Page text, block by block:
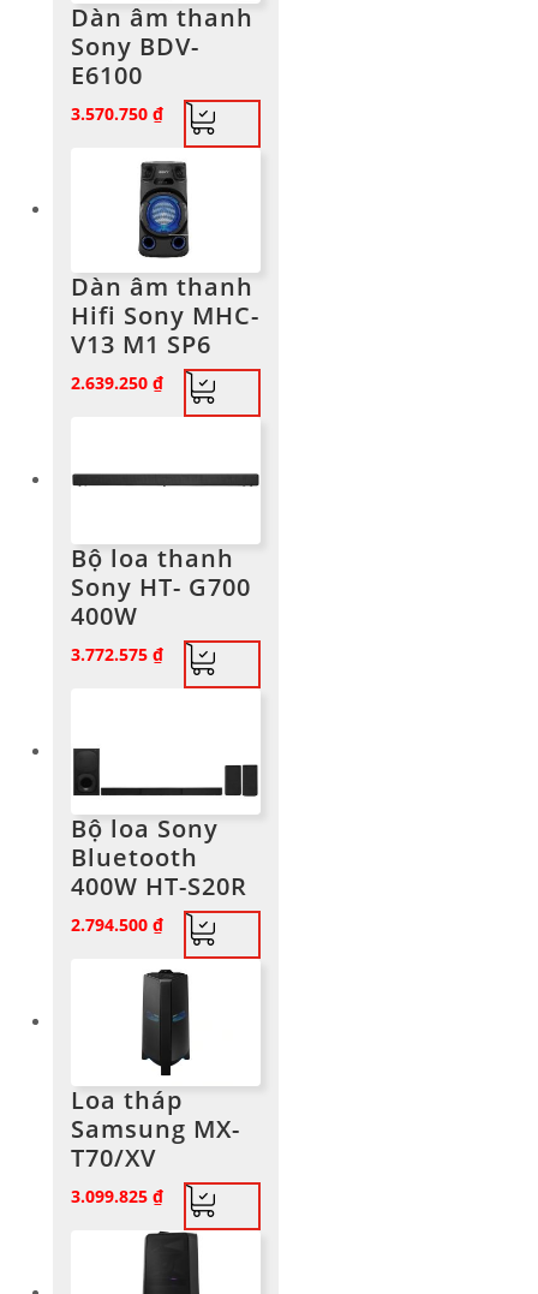
Dàn âm thanh
Sony BDV-
E6100
3.570.750 ₫
Dàn âm thanh
Hifi Sony MHC-
V13 M1 SP6
2.639.250 ₫
Bộ loa thanh
Sony HT- G700
400W
3.772.575 ₫
Bộ loa Sony
Bluetooth
400W HT-S20R
2.794.500 ₫
Loa tháp
Samsung MX-
T70/XV
3.099.825 ₫